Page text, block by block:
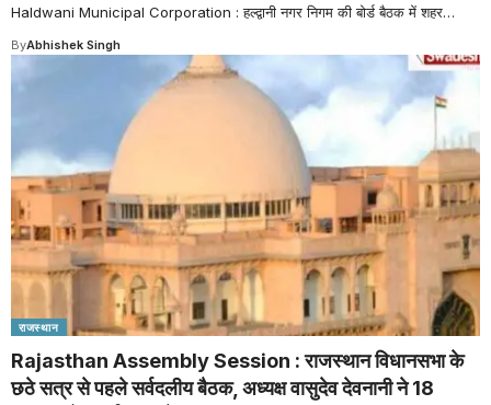
Haldwani Municipal Corporation : हल्द्वानी नगर निगम की बोर्ड बैठक में शहर…
ByAbhishek Singh
राजस्थान
Rajasthan Assembly Session : राजस्थान विधानसभा के
छठे सत्र से पहले सर्वदलीय बैठक, अध्यक्ष वासुदेव देवनानी ने 18